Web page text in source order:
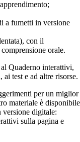
a fumetti in versione
con il
orale.
Quaderno interattivi,
test e ad altre risorse.
per un miglior
materiale è disponibile
versione digitale:
sulla pagina e